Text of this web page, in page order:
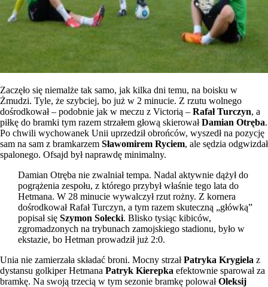
Zaczęło się niemalże tak samo, jak kilka dni temu, na boisku w
Żmudzi. Tyle, że szybciej, bo już w 2 minucie. Z rzutu wolnego
dośrodkował – podobnie jak w meczu z Victorią – Rafał Turczyn, a
piłkę do bramki tym razem strzałem głową skierowałDamian Otręba.
Po chwili wychowanek Unii uprzedził obrońców, wyszedł na pozycję
sam na sam z bramkarzem Sławomirem Ryciem, ale sędzia odgwizdał
spalonego. Ofsajd był naprawdę minimalny.
Damian Otręba nie zwalniał tempa. Nadal aktywnie dążył do
pogrążenia zespołu, z którego przybył właśnie tego lata do
Hetmana. W 28 minucie wywalczył rzut rożny. Z kornera
dośrodkował Rafał Turczyn, a tym razem skuteczną „główką”
popisał się Szymon Solecki. Blisko tysiąc kibiców,
zgromadzonych na trybunach zamojskiego stadionu, było w
ekstazie, bo Hetman prowadził już 2:0.
Unia nie zamierzała składać broni. Mocny strzałPatryka Krygiela z
dystansu golkiper Hetmana Patryk Kierepka efektownie sparował za
bramkę. Na swoją trzecią w tym sezonie bramkę polowałOleksij